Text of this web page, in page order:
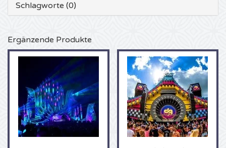
UB 40 Karten
De Amsterdamse Zomer karten
Normaal Karten
Louis Tomlinson Karten
Tom Jones Karten
Valhalla Karten
OH MY Karten
Kralingse Bos Festival
WOO HAH Karten
Free Your Mind Festival Karten
Swedish House Mafia Karten
Charlotte de Witte Karten
Verknipt Karten
DLDK Karten
Schlagworte (0)
Ergänzende Produkte